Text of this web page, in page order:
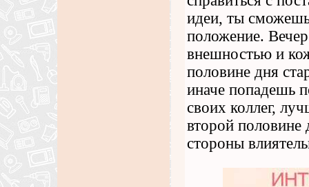
идеи, ты
положение.
внешностью и
половине дня
иначе попадешь
своих коллег,
второй
стороны